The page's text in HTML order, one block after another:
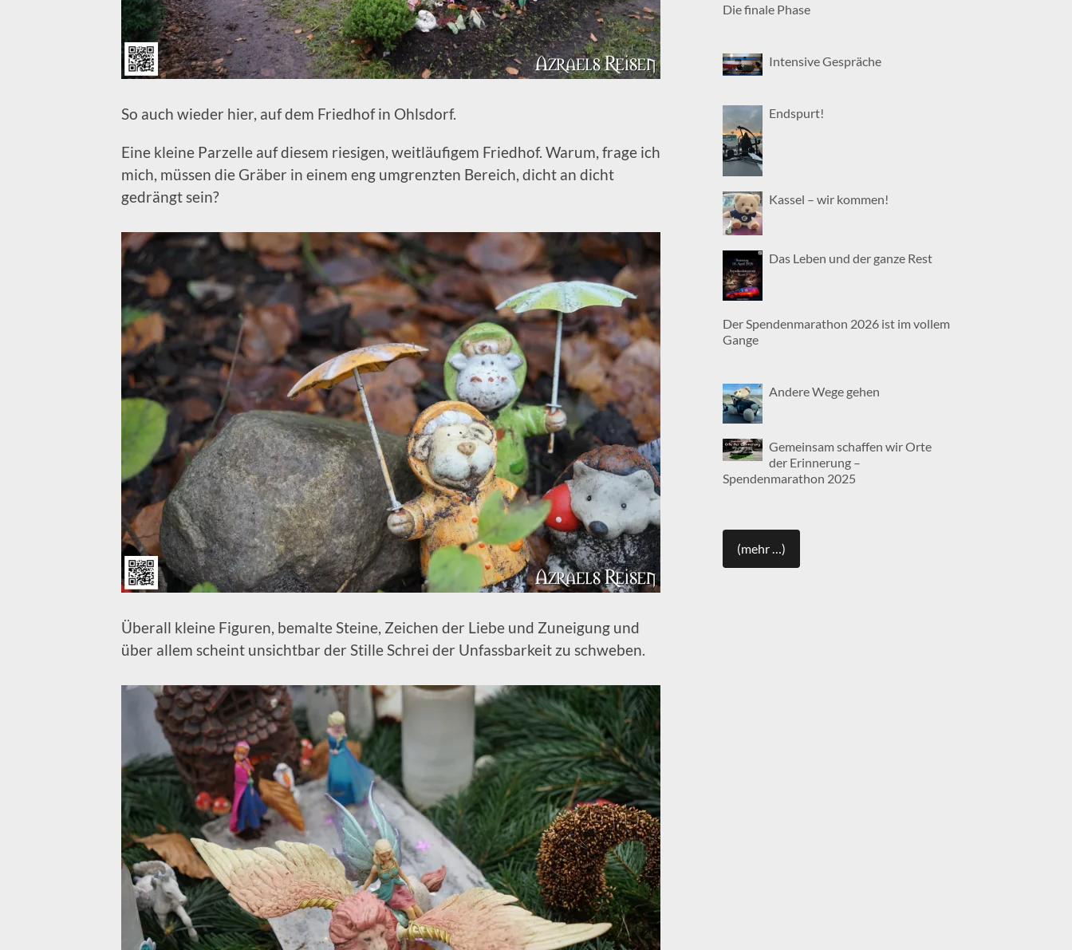
So auch wieder hier, auf dem Friedhof in Ohlsdorf.
Eine kleine Parzelle auf diesem riesigen, weitläufigem Friedhof. Warum, frage ich
mich, müssen die Gräber in einem eng umgrenzten Bereich, dicht an dicht
gedrängt sein?
Überall kleine Figuren, bemalte Steine, Zeichen der Liebe und Zuneigung und
über allem scheint unsichtbar der Stille Schrei der Unfassbarkeit zu schweben.
Die finale Phase
Intensive Gespräche
Endspurt!
Kassel – wir kommen!
Das Leben und der ganze Rest
Der Spendenmarathon 2026 ist im vollem
Gange
Andere Wege gehen
Gemeinsam schaffen wir Orte
der Erinnerung –
Spendenmarathon 2025